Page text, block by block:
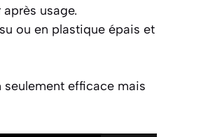
usage.
ou en plastique épais et
efficace mais